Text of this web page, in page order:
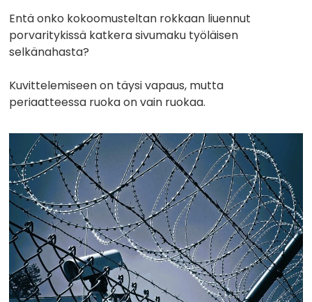
Entä onko kokoomusteltan rokkaan liuennut
porvaritykissä katkera sivumaku työläisen
selkänahasta?
Kuvittelemiseen on täysi vapaus, mutta
periaatteessa ruoka on vain ruokaa.